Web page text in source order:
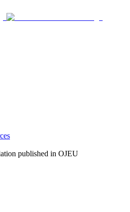
published in OJEU